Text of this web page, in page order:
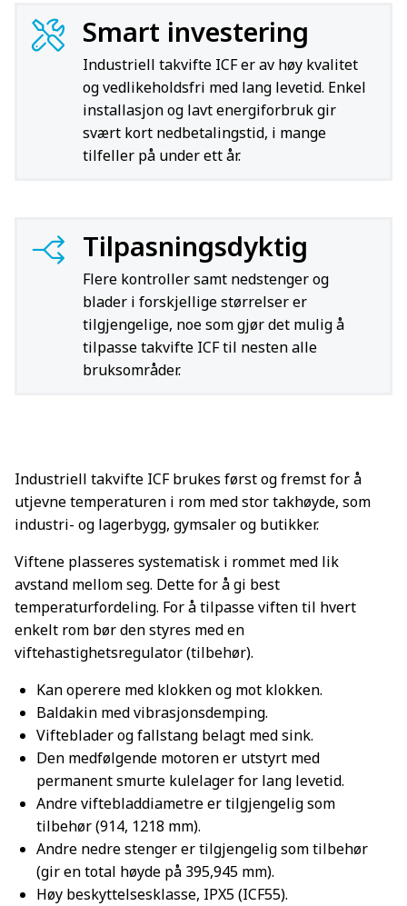
Smart investering
Industriell takvifte ICF er av høy kvalitet
og vedlikeholdsfri med lang levetid. Enkel
installasjon og lavt energiforbruk gir
svært kort nedbetalingstid, i mange
tilfeller på under ett år.
Tilpasningsdyktig
Flere kontroller samt nedstenger og
blader i forskjellige størrelser er
tilgjengelige, noe som gjør det mulig å
tilpasse takvifte ICF til nesten alle
bruksområder.
Industriell takvifte ICF brukes først og fremst for å
utjevne temperaturen i rom med stor takhøyde, som
industri- og lagerbygg, gymsaler og butikker.
Viftene plasseres systematisk i rommet med lik
avstand mellom seg. Dette for å gi best
temperaturfordeling. For å tilpasse viften til hvert
enkelt rom bør den styres med en
viftehastighetsregulator (tilbehør).
Kan operere med klokken og mot klokken.
Baldakin med vibrasjonsdemping.
Vifteblader og fallstang belagt med sink.
Den medfølgende motoren er utstyrt med
permanent smurte kulelager for lang levetid.
Andre viftebladdiametre er tilgjengelig som
tilbehør (914, 1218 mm).
Andre nedre stenger er tilgjengelig som tilbehør
(gir en total høyde på 395,945 mm).
Høy beskyttelsesklasse, IPX5 (ICF55).